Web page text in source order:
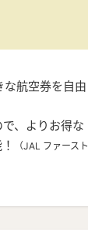
な航空券を自由
、よりお得な
（JAL ファースト